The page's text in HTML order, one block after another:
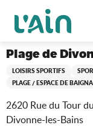
contenu
principal
Accueil Plage
Plage de
LOISIRS SPORTIFS
PLAGE / ESPACE DE
2620 Rue du Tour
Divonne-les-Bains